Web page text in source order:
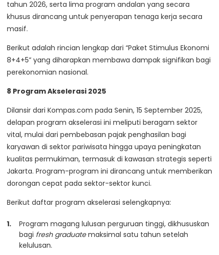
tahun 2026, serta lima program andalan yang secara
khusus dirancang untuk penyerapan tenaga kerja secara
masif.
Berikut adalah rincian lengkap dari “Paket Stimulus Ekonomi
8+4+5” yang diharapkan membawa dampak signifikan bagi
perekonomian nasional.
8 Program Akselerasi 2025
Dilansir dari Kompas.com pada Senin, 15 September 2025,
delapan program akselerasi ini meliputi beragam sektor
vital, mulai dari pembebasan pajak penghasilan bagi
karyawan di sektor pariwisata hingga upaya peningkatan
kualitas permukiman, termasuk di kawasan strategis seperti
Jakarta. Program-program ini dirancang untuk memberikan
dorongan cepat pada sektor-sektor kunci.
Berikut daftar program akselerasi selengkapnya:
Program magang lulusan perguruan tinggi, dikhususkan
bagi fresh graduatemaksimal satu tahun setelah
kelulusan.